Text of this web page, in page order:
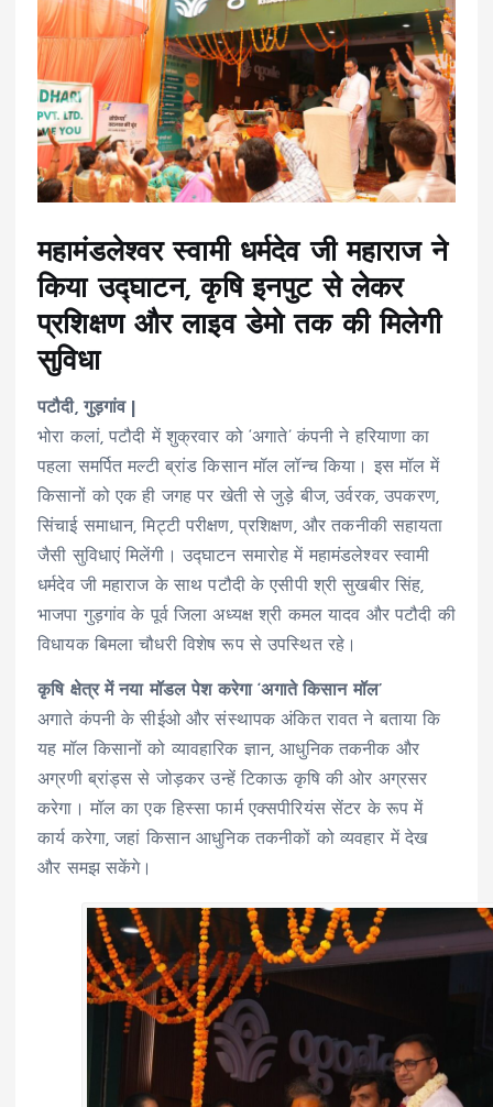
महामंडलेश्वर स्वामी धर्मदेव जी महाराज ने
किया उद्घाटन, कृषि इनपुट से लेकर
प्रशिक्षण और लाइव डेमो तक की मिलेगी
सुविधा
पटौदी, गुड़गांव |
भोरा कलां, पटौदी में शुक्रवार को ‘अगाते’ कंपनी ने हरियाणा का
पहला समर्पित मल्टी ब्रांड किसान मॉल लॉन्च किया। इस मॉल में
किसानों को एक ही जगह पर खेती से जुड़े बीज, उर्वरक, उपकरण,
सिंचाई समाधान, मिट्टी परीक्षण, प्रशिक्षण, और तकनीकी सहायता
जैसी सुविधाएं मिलेंगी। उद्घाटन समारोह में महामंडलेश्वर स्वामी
धर्मदेव जी महाराज के साथ पटौदी के एसीपी श्री सुखबीर सिंह,
भाजपा गुड़गांव के पूर्व जिला अध्यक्ष श्री कमल यादव और पटौदी की
विधायक बिमला चौधरी विशेष रूप से उपस्थित रहे।
कृषि क्षेत्र में नया मॉडल पेश करेगा ‘अगाते किसान मॉल’
अगाते कंपनी के सीईओ और संस्थापक अंकित रावत ने बताया कि
यह मॉल किसानों को व्यावहारिक ज्ञान, आधुनिक तकनीक और
अग्रणी ब्रांड्स से जोड़कर उन्हें टिकाऊ कृषि की ओर अग्रसर
करेगा। मॉल का एक हिस्सा फार्म एक्सपीरियंस सेंटर के रूप में
कार्य करेगा, जहां किसान आधुनिक तकनीकों को व्यवहार में देख
और समझ सकेंगे।